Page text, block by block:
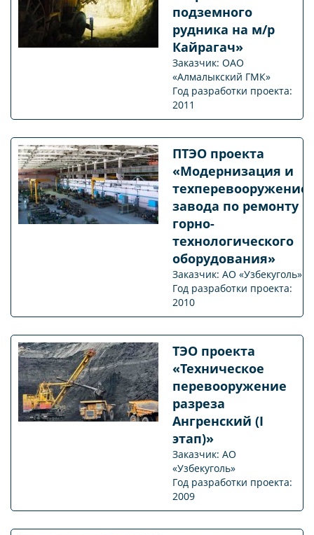
подземного
рудника на м/р
Кайрагач»
Заказчик: ОАО
«Алмалыкский ГМК»
Год разработки проекта:
2011
ПТЭО проекта
«Модернизация и
техперевооружение
завода по ремонту
горно-
технологического
оборудования»
Заказчик: АО «Узбекуголь»
Год разработки проекта:
2010
ТЭО проекта
«Техническое
перевооружение
разреза
Ангренский (I
этап)»
Заказчик: АО
«Узбекуголь»
Год разработки проекта:
2009